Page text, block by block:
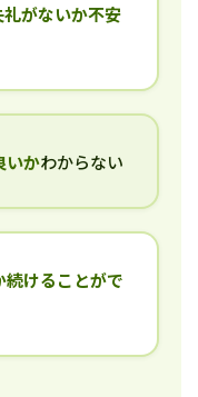
がないか不安
いかわからない
続けることがで